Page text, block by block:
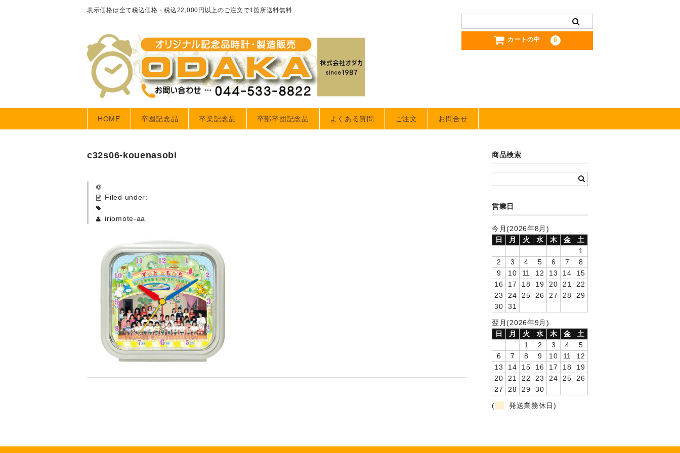
表示価格は全て税込価格・税込22,000円以上のご注文で1箇所送料無料
カートの中 0
HOME 卒園記念品 卒業記念品 卒部卒団記念品 よくある質問 ご注文 お問合せ
c32s06-kouenasobi
Filed under:
iriomote-aa
商品検索
営業日
今月(2026年8月)
日
月 火 水 木 金
土
1
2
3 4 5 6 7
8
9
10 11 12 13 14
15
16
17 18 19 20 21
22
23
24 25 26 27 28
29
30
31
翌月(2026年9月)
日
月 火 水 木 金
土
1
2 3 4
5
6
7 8 9 10 11
12
13
14 15 16 17 18
19
20
21 22 23 24 25
26
27
28 29
30
(
発送業務休日)